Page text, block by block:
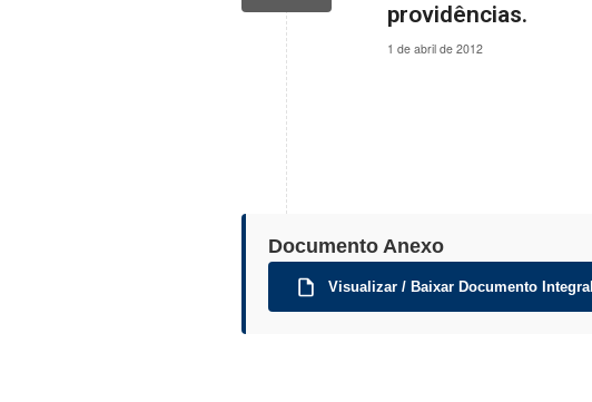
providências.
1 de abril de 2012
Documento Anexo
Visualizar / Baixar Documento Integral